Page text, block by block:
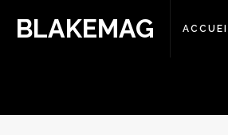
BLAKEMAG